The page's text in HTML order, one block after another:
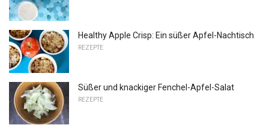
Healthy Apple Crisp: Ein süßer Apfel-Nachtisch
REZEPTE
Süßer und knackiger Fenchel-Apfel-Salat
REZEPTE